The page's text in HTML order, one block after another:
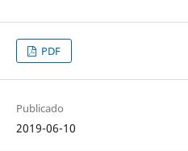
PDF
Publicado
2019-06-10